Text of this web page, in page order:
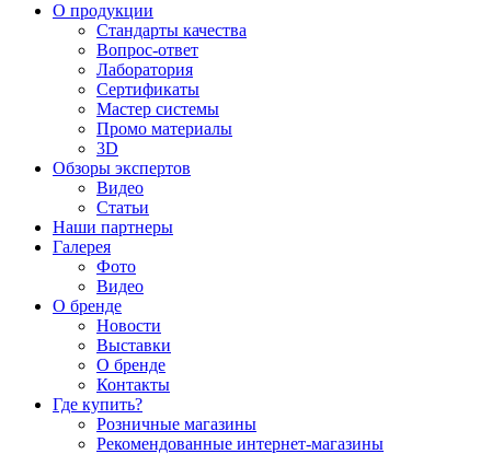
О продукции
Стандарты качества
Вопрос-ответ
Лаборатория
Сертификаты
Мастер системы
Промо материалы
3D
Обзоры экспертов
Видео
Статьи
Наши партнеры
Галерея
Фото
Видео
О бренде
Новости
Выставки
О бренде
Контакты
Где купить?
Розничные магазины
Рекомендованные интернет-магазины